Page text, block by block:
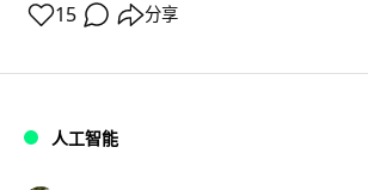
15 分享
人工智能